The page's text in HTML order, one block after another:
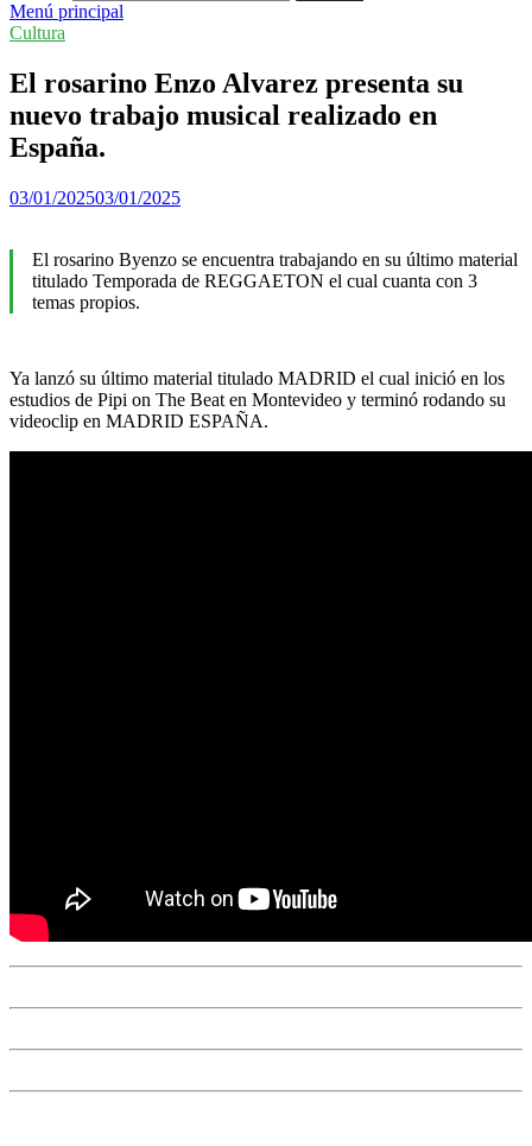
Menú principal
Cultura
El rosarino Enzo Alvarez presenta su
nuevo trabajo musical realizado en
España.
03/01/202503/01/2025
El rosarino Byenzo se encuentra trabajando en su último material
titulado Temporada de REGGAETON el cual cuanta con 3
temas propios.
Ya lanzó su último material titulado MADRID el cual inició en los
estudios de Pipi on The Beat en Montevideo y terminó rodando su
videoclip en MADRID ESPAÑA.